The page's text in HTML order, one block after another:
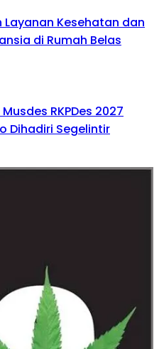
Layanan Kesehatan dan
di Rumah Belas
RKPDes 2027
Dihadiri Segelintir